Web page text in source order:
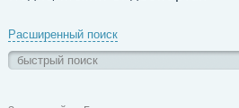
Расширенный поиск